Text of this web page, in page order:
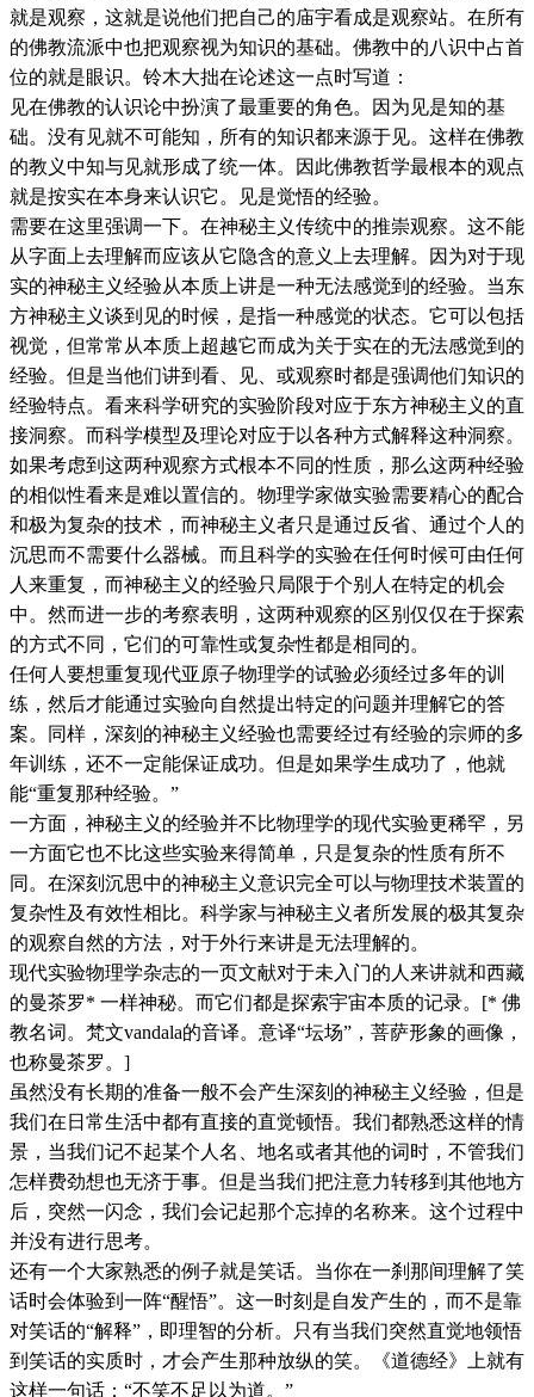
就是观察，这就是说他们把自己的庙宇看成是观察站。在所有
的佛教流派中也把观察视为知识的基础。佛教中的八识中占首
位的就是眼识。铃木大拙在论述这一点时写道：
见在佛教的认识论中扮演了最重要的角色。因为见是知的基
础。没有见就不可能知，所有的知识都来源于见。这样在佛教
的教义中知与见就形成了统一体。因此佛教哲学最根本的观点
就是按实在本身来认识它。见是觉悟的经验。
需要在这里强调一下。在神秘主义传统中的推崇观察。这不能
从字面上去理解而应该从它隐含的意义上去理解。因为对于现
实的神秘主义经验从本质上讲是一种无法感觉到的经验。当东
方神秘主义谈到见的时候，是指一种感觉的状态。它可以包括
视觉，但常常从本质上超越它而成为关于实在的无法感觉到的
经验。但是当他们讲到看、见、或观察时都是强调他们知识的
经验特点。看来科学研究的实验阶段对应于东方神秘主义的直
接洞察。而科学模型及理论对应于以各种方式解释这种洞察。
如果考虑到这两种观察方式根本不同的性质，那么这两种经验
的相似性看来是难以置信的。物理学家做实验需要精心的配合
和极为复杂的技术，而神秘主义者只是通过反省、通过个人的
沉思而不需要什么器械。而且科学的实验在任何时候可由任何
人来重复，而神秘主义的经验只局限于个别人在特定的机会
中。然而进一步的考察表明，这两种观察的区别仅仅在于探索
的方式不同，它们的可靠性或复杂性都是相同的。
任何人要想重复现代亚原子物理学的试验必须经过多年的训
练，然后才能通过实验向自然提出特定的问题并理解它的答
案。同样，深刻的神秘主义经验也需要经过有经验的宗师的多
年训练，还不一定能保证成功。但是如果学生成功了，他就
能“重复那种经验。”
一方面，神秘主义的经验并不比物理学的现代实验更稀罕，另
一方面它也不比这些实验来得简单，只是复杂的性质有所不
同。在深刻沉思中的神秘主义意识完全可以与物理技术装置的
复杂性及有效性相比。科学家与神秘主义者所发展的极其复杂
的观察自然的方法，对于外行来讲是无法理解的。
现代实验物理学杂志的一页文献对于未入门的人来讲就和西藏
的曼茶罗* 一样神秘。而它们都是探索宇宙本质的记录。[* 佛
教名词。梵文vandala的音译。意译“坛场”，菩萨形象的画像，
也称曼茶罗。]
虽然没有长期的准备一般不会产生深刻的神秘主义经验，但是
我们在日常生活中都有直接的直觉顿悟。我们都熟悉这样的情
景，当我们记不起某个人名、地名或者其他的词时，不管我们
怎样费劲想也无济于事。但是当我们把注意力转移到其他地方
后，突然一闪念，我们会记起那个忘掉的名称来。这个过程中
并没有进行思考。
还有一个大家熟悉的例子就是笑话。当你在一刹那间理解了笑
话时会体验到一阵“醒悟”。这一时刻是自发产生的，而不是靠
对笑话的“解释”，即理智的分析。只有当我们突然直觉地领悟
到笑话的实质时，才会产生那种放纵的笑。《道德经》上就有
这样一句话：“不笑不足以为道。”